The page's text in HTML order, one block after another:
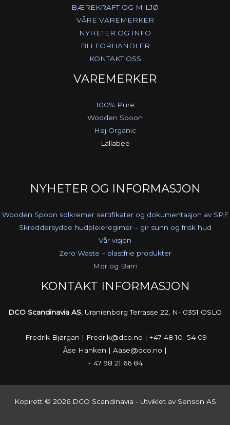
BÆREKRAFT OG MILJØ
VÅRE VAREMERKER
NYHETER OG INFO
BLI FORHANDLER
KONTAKT OSS
VAREMERKER
100% Pure
Wooden Spoon
Hej Organic
Lallabee
NYHETER OG INFORMASJON
Wooden Spoon solkremer sertifikater og dokumentasjon av SPF
Skreddersydde hudpleieregimer – gir sunn og frisk hud
Vår visjon
Zero Waste – plastfrie produkter
Mor og Barn
KONTAKT INFORMASJON
DCO Scandinavia AS, Uranienborg Terrasse 22, N- 0351 OSLO
Fredrik Bjørgan | Fredrik@dco.no | +47 48 10 54 09
Åse Hanken | Aase@dco.no |
+ 47 98 21 66 84
Kopirett © 2026 DCO Scandinavia - Utviklet av Senson AS